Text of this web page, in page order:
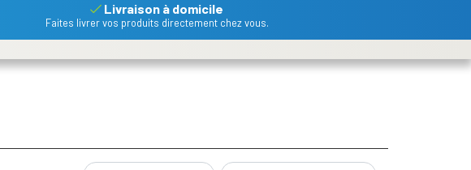
Livraison à domicile
Faites livrer vos produits directement chez vous.